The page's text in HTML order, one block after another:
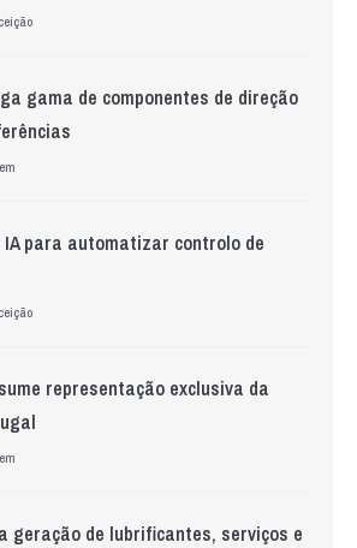
gama de componentes de direção
para automatizar controlo de
representação exclusiva da
geração de lubrificantes, serviços e